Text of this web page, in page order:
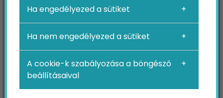
Ha engedélyezed a sütiket
Ha nem engedélyezed a sütiket
A cookie-k szabályozása a böngésző
beállításaival